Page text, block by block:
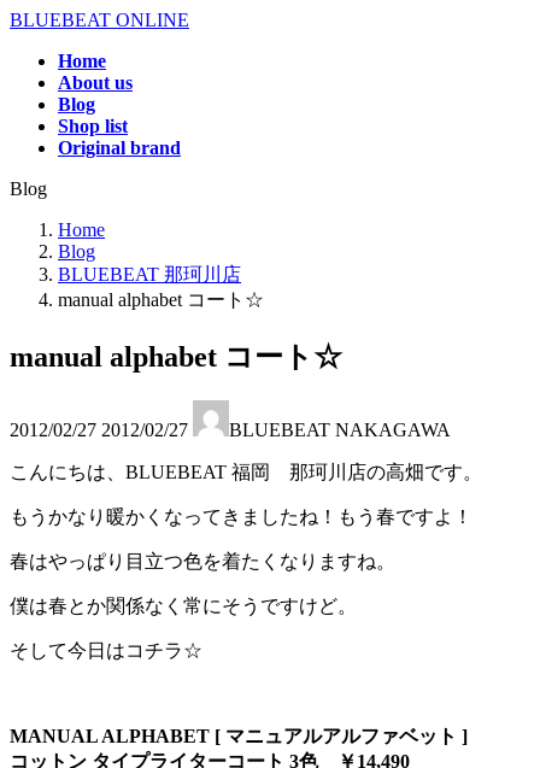
コ
キ
ナ
に
BLUEBEAT ONLINE
Home
About us
Blog
Shop list
Original brand
Blog
Home
Blog
BLUEBEAT 那珂川店
manual alphabet コート☆
manual alphabet コート☆
2012/02/27 終
更
新
日
:
2012/02/27 BLUEBEAT NAKAGAWA
こんにちは、BLUEBEAT 福岡 那珂川店の高畑です。
もうかなり暖かくなってきましたね！もう春ですよ！
春はやっぱり目立つ色を着たくなりますね。
僕は春とか関係なく常にそうですけど。
そして今日はコチラ☆
MANUAL ALPHABET [ マニュアルアルファベット ]
コットン タイプライターコート 3色 ￥14,490